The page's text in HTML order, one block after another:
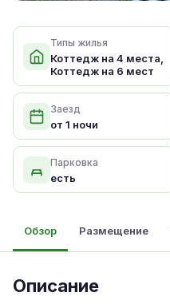
Типы жилья
Коттедж на 4 места,
Коттедж на 6 мест
Заезд
от 1 ночи
Парковка
есть
Обзор Размещение
Описание